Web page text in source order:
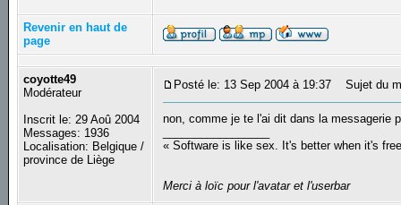
Revenir en haut de
page
coyotte49
Modérateur
Inscrit le: 29 Aoû 2004
Messages: 1936
Localisation: Belgique /
province de Liège
Posté le: 13 Sep 2004 à 19:37 Sujet du
non, comme je te l'ai dit dans la messagerie
« Software is like sex. It's better when it's
Merci à loïc pour l'avatar et l'userbar